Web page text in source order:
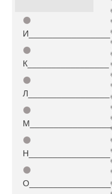
⚫
И_________________
⚫
К_________________
⚫
Л_________________
⚫
М_________________
⚫
Н_________________
⚫
О_________________